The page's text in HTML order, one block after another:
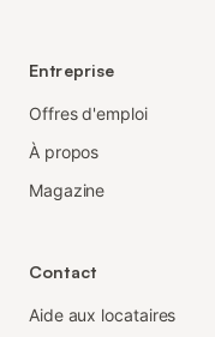
Entreprise
Offres d'emploi
À propos
Magazine
Contact
Aide aux locataires